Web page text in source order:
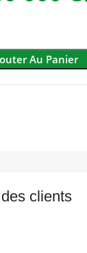
Au Panier
clients